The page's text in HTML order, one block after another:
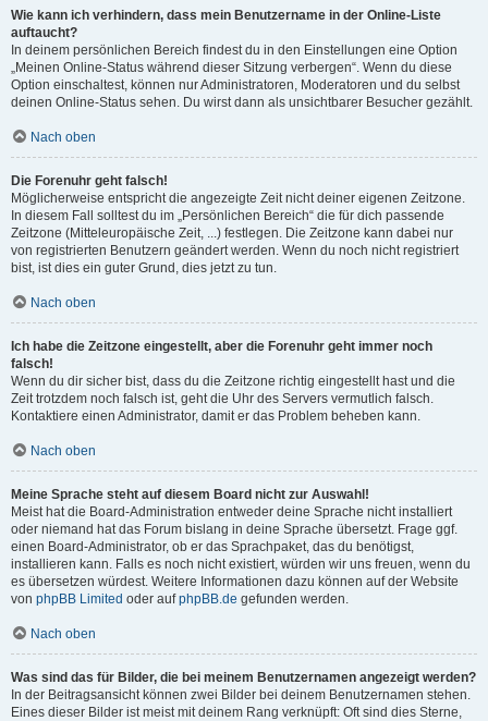
Wie kann ich verhindern, dass mein Benutzername in der Online-Liste
auftaucht?
In deinem persönlichen Bereich findest du in den Einstellungen eine Option
„Meinen Online-Status während dieser Sitzung verbergen“. Wenn du diese
Option einschaltest, können nur Administratoren, Moderatoren und du selbst
deinen Online-Status sehen. Du wirst dann als unsichtbarer Besucher gezählt.
Nach oben
Die Forenuhr geht falsch!
Möglicherweise entspricht die angezeigte Zeit nicht deiner eigenen Zeitzone.
In diesem Fall solltest du im „Persönlichen Bereich“ die für dich passende
Zeitzone (Mitteleuropäische Zeit, ...) festlegen. Die Zeitzone kann dabei nur
von registrierten Benutzern geändert werden. Wenn du noch nicht registriert
bist, ist dies ein guter Grund, dies jetzt zu tun.
Nach oben
Ich habe die Zeitzone eingestellt, aber die Forenuhr geht immer noch
falsch!
Wenn du dir sicher bist, dass du die Zeitzone richtig eingestellt hast und die
Zeit trotzdem noch falsch ist, geht die Uhr des Servers vermutlich falsch.
Kontaktiere einen Administrator, damit er das Problem beheben kann.
Nach oben
Meine Sprache steht auf diesem Board nicht zur Auswahl!
Meist hat die Board-Administration entweder deine Sprache nicht installiert
oder niemand hat das Forum bislang in deine Sprache übersetzt. Frage ggf.
einen Board-Administrator, ob er das Sprachpaket, das du benötigst,
installieren kann. Falls es noch nicht existiert, würden wir uns freuen, wenn du
es übersetzen würdest. Weitere Informationen dazu können auf der Website
von phpBB Limited oder aufphpBB.de gefunden werden.
Nach oben
Was sind das für Bilder, die bei meinem Benutzernamen angezeigt werden?
In der Beitragsansicht können zwei Bilder bei deinem Benutzernamen stehen.
Eines dieser Bilder ist meist mit deinem Rang verknüpft: Oft sind dies Sterne,